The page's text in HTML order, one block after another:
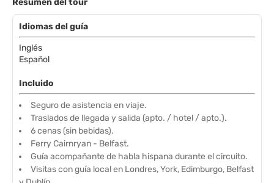
Resumen del tour
Idiomas del guía
Inglés
Español
Incluido
Seguro de asistencia en viaje.
Traslados de llegada y salida (apto. / hotel / apto.).
6 cenas (sin bebidas).
Ferry Cairnryan - Belfast.
Guía acompañante de habla hispana durante el circuito.
Visitas con guía local en Londres, York, Edimburgo, Belfast